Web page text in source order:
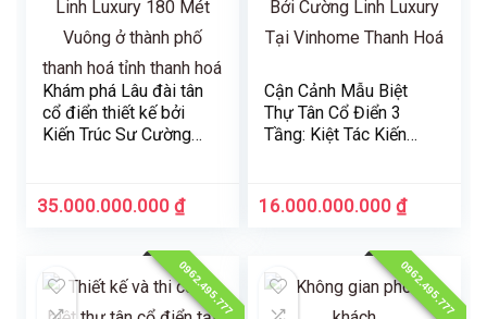
Khám phá Lâu đài tân
cổ điển thiết kế bởi
Kiến Trúc Sư Cường
Thanh Hóa, tỉnh Thanh
35.000.000.000₫
Cận Cảnh Mẫu Biệt
Thự Tân Cổ Điển 3
Tầng: Kiệt Tác Kiến
Thanh Hoá
16.000.000.000₫
0962.495.777 0962.495.777